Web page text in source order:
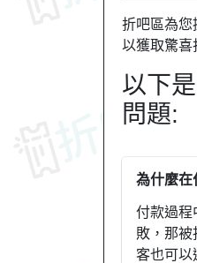
折吧區為您
以獲取驚喜
以下
問題:
為什麼在
付款過程
敗，那被
客也可以